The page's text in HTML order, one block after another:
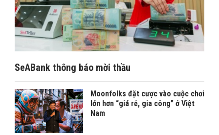
SeABank thông báo mời thầu
Moonfolks đặt cược vào cuộc chơi
lớn hơn “giá rẻ, gia công” ở Việt
Nam